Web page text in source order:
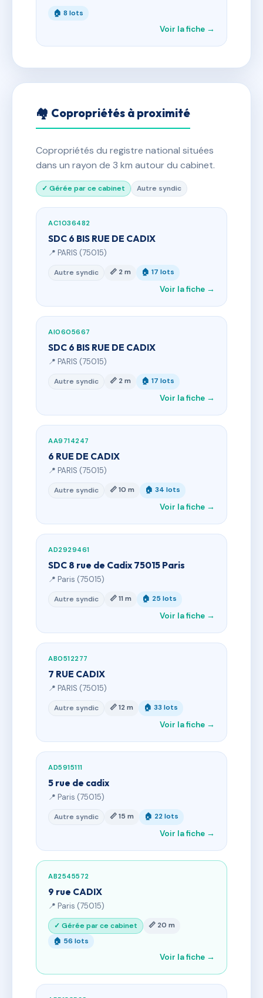
🏠 8 lots
Voir la fiche →
🏘 Copropriétés à proximité
Copropriétés du registre national situées
dans un rayon de 3 km autour du cabinet.
✓ Gérée par ce cabinet Autre syndic
AC1036482
SDC 6 BIS RUE DE CADIX
📍 PARIS (75015)
Autre syndic 📏 2 m 🏠 17 lots
Voir la fiche →
AI0605667
SDC 6 BIS RUE DE CADIX
📍 PARIS (75015)
Autre syndic 📏 2 m 🏠 17 lots
Voir la fiche →
AA9714247
6 RUE DE CADIX
📍 PARIS (75015)
Autre syndic 📏 10 m 🏠 34 lots
Voir la fiche →
AD2929461
SDC 8 rue de Cadix 75015 Paris
📍 Paris (75015)
Autre syndic 📏 11 m 🏠 25 lots
Voir la fiche →
AB0512277
7 RUE CADIX
📍 PARIS (75015)
Autre syndic 📏 12 m 🏠 33 lots
Voir la fiche →
AD5915111
5 rue de cadix
📍 Paris (75015)
Autre syndic 📏 15 m 🏠 22 lots
Voir la fiche →
AB2545572
9 rue CADIX
📍 Paris (75015)
✓ Gérée par ce cabinet
📏 20 m
🏠 56 lots
Voir la fiche →